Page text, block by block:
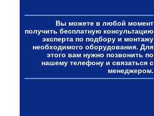
Вы можете в любой момент
получить бесплатную консультацию
эксперта по подбору и монтажу
необходимого оборудования. Для
этого вам нужно позвонить по
нашему телефону и связаться с
менеджером.